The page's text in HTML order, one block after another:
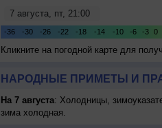
Кликните на погодной карте для
НАРОДНЫЕ ПРИМЕТЫ И
На 7 августа: Холодницы,
зима холодная.